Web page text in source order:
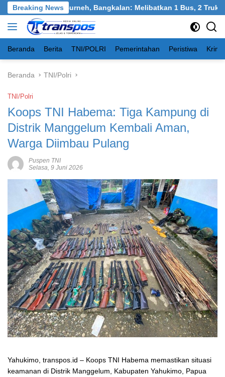
Langsung
ke
konten
Breaking News
Tangkel, Burneh, Bangkalan: Melibatkan 1 Bus, 2 Truk, 1
Beranda Berita TNI/POLRI Pemerintahan Peristiwa
Beranda TNI/Polri
TNI/Polri
Koops TNI Habema: Tiga Kampung di
Distrik Manggelum Kembali Aman,
Warga Diimbau Pulang
Puspen TNI
Selasa, 9 Juni 2026
Yahukimo, transpos.id – Koops TNI Habema memastikan situasi
keamanan di Distrik Manggelum, Kabupaten Yahukimo, Papua